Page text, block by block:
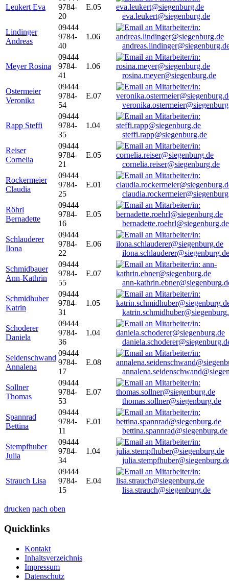
Leukert Eva
9784-
20
E.05
eva.leukert@siegenburg.de
Lindinger
Andreas
09444
9784-
40
1.06
Meyer Rosina
09444
9784-
41
1.06
rosina.meyer@siegenburg.de
Ostermeier
Veronika
09444
9784-
54
E.07
Rapp Steffi
09444
9784-
35
1.04
steffi.rapp@siegenburg.de
Reiser
Cornelia
09444
9784-
21
E.05
cornelia.reiser@siegenburg.de
Rockermeier
Claudia
09444
9784-
25
E.01
Röhrl
Bernadette
09444
9784-
16
E.05
bernadette.roehrl@siegenburg.de
Schlauderer
Ilona
09444
9784-
22
E.06
ilona.schlauderer@siegenburg.de
Schmidbauer
Ann-Kathrin
09444
9784-
55
E.07
ann-
Schmidhuber
Katrin
09444
9784-
31
1.05
Schoderer
Daniela
09444
9784-
36
1.04
Seidenschwand
Annalena
09444
9784-
17
E.08
Sollner
Thomas
09444
9784-
53
E.07
thomas.sollner@siegenburg.de
Spannrad
Bettina
09444
9784-
11
E.01
bettina.spannrad@siegenburg.de
Stempfhuber
Julia
09444
9784-
34
1.04
Strauch Lisa
09444
9784-
15
E.04
lisa.strauch@siegenburg.de
drucken nach oben
Quicklinks
Kontakt
Inhaltsverzeichnis
Impressum
Datenschutz